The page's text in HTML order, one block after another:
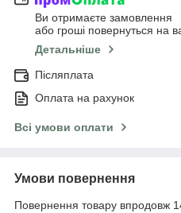
Ви отримаєте замовлення
або гроші повернуться на
Детальніше
Післяплата
Оплата на рахунок
Всі умови оплати
Умови повернення
Повернення товару впродовж